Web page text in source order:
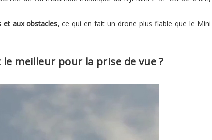
et aux obstacles, ce qui en fait un drone plus fiable que le Mini
meilleur pour la prise de vue ?